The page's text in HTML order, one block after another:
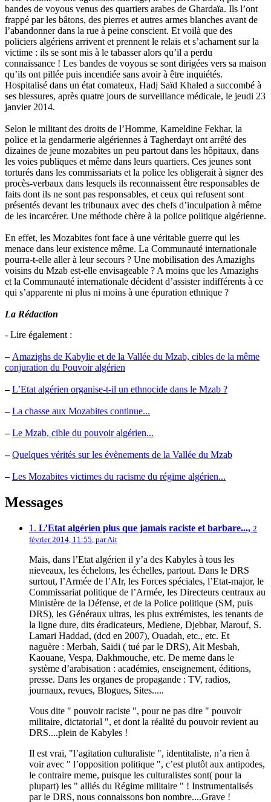
bandes de voyous venus des quartiers arabes de Ghardaïa. Ils l’ont
frappé par les bâtons, des pierres et autres armes blanches avant de
l’abandonner dans la rue à peine conscient. Et voilà que des
policiers algériens arrivent et prennent le relais et s’acharnent sur la
victime : ils se sont mis à le tabasser alors qu’il a perdu
connaissance ! Les bandes de voyous se sont dirigées vers sa maison
qu’ils ont pillée puis incendiée sans avoir à être inquiétés.
Hospitalisé dans un état comateux, Hadj Saïd Khaled a succombé à
ses blessures, après quatre jours de surveillance médicale, le jeudi 23
janvier 2014.
Selon le militant des droits de l’Homme, Kameldine Fekhar, la
police et la gendarmerie algériennes à Tagherdayt ont arrêté des
dizaines de jeune mozabites un peu partout dans les hôpitaux, dans
les voies publiques et même dans leurs quartiers. Ces jeunes sont
torturés dans les commissariats et la police les obligerait à signer des
procès-verbaux dans lesquels ils reconnaissent être responsables de
faits dont ils ne sont pas responsables, et ceux qui refusent sont
présentés devant les tribunaux avec des chefs d’inculpation à même
de les incarcérer. Une méthode chère à la police politique algérienne.
En effet, les Mozabites font face à une véritable guerre qui les
menace dans leur existence même. La Communauté internationale
pourra-t-elle aller à leur secours ? Une mobilisation des Amazighs
voisins du Mzab est-elle envisageable ? A moins que les Amazighs
et la Communauté internationale décident d’assister indifférents à ce
qui s’apparente ni plus ni moins à une épuration ethnique ?
La Rédaction
- Lire également :
– Amazighs de Kabylie et de la Vallée du Mzab, cibles de la même
conjuration du Pouvoir algérien
– L’Etat algérien organise-t-il un ethnocide dans le Mzab ?
– La chasse aux Mozabites continue...
– Le Mzab, cible du pouvoir algérien...
– Quelques vérités sur les évènements de la Vallée du Mzab
– Les Mozabites victimes du racisme du régime algérien...
Messages
1. L’Etat algérien plus que jamais raciste et barbare..., 2
février 2014, 11:55 parAit
Mais, dans l’Etat algérien il y’a des Kabyles à tous les
nieveaux, les échelons, les échelles, partout. Dans le DRS
surtout, l’Armée de l’AIr, les Forces spéciales, l’Etat-major, le
Commissariat politique de l’Armée, les Directeurs centraux au
Ministère de la Défense, et de la Police politique (SM, puis
DRS), les Généraux ultras, les plus extrémistes, les tenants de
la ligne dure, dits éradicateurs, Mediene, Djebbar, Marouf, S.
Lamari Haddad, (dcd en 2007), Ouadah, etc., etc. Et
naguère : Merbah, Saidi ( tué par le DRS), Ait Mesbah,
Kaouane, Vespa, Dakhmouche, etc. De meme dans le
système d’arabisation : académies, enseignement, éditions,
presse. Dans les organes de propagande : TV, radios,
journaux, revues, Blogues, Sites.....
Vous dite " pouvoir raciste ", pour ne pas dire " pouvoir
militaire, dictatorial ", et dont la réalité du pouvoir revient au
DRS....plein de Kabyles !
Il est vrai, "l’agitation culturaliste ", identitaliste, n’a rien à
voir avec " l’opposition politique ", c’est plutôt aux antipodes,
le contraire meme, puisque les culturalistes sont( pour la
plupart) les " alliés du Régime militaire " ! Instrumentalisés
par le DRS, nous connaissons bon nombre....Grave !